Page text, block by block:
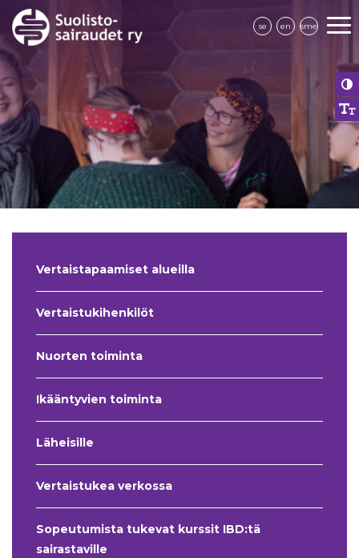
se en sme
Vertaistapaamiset alueilla
Vertaistukihenkilöt
Nuorten toiminta
Ikääntyvien toiminta
Läheisille
Vertaistukea verkossa
Sopeutumista tukevat kurssit IBD:tä
sairastaville